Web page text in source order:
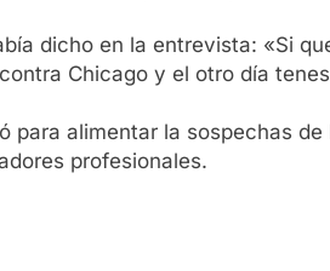
dicho en la entrevista: «Si
Chicago y el otro día
para alimentar la sospechas
profesionales.